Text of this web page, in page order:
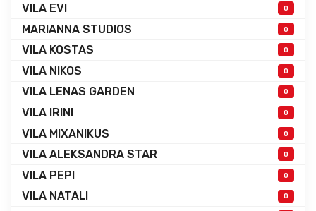
VILA EVI 0
MARIANNA STUDIOS 0
VILA KOSTAS 0
VILA NIKOS 0
VILA LENAS GARDEN 0
VILA IRINI 0
VILA MIXANIKUS 0
VILA ALEKSANDRA STAR 0
VILA PEPI 0
VILA NATALI 0